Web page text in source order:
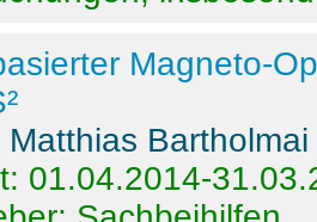
Magneto-
Matthias Bartholmai
01.04.2014-